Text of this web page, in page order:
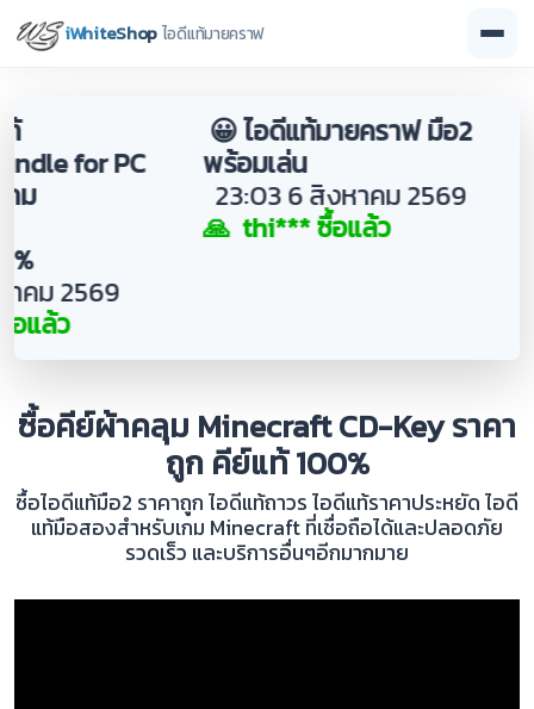
iWhiteShop ไอดีแท้มายคราฟ
ซื้อคีย์ผ้าคลุม Minecraft CD-Key ราคา
ถูก คีย์แท้ 100%
ซื้อไอดีแท้มือ2 ราคาถูก ไอดีแท้ถาวร ไอดีแท้ราคาประหยัด ไอดี
แท้มือสองสำหรับเกม Minecraft ที่เชื่อถือได้และปลอดภัย
รวดเร็ว และบริการอื่นๆอีกมากมาย